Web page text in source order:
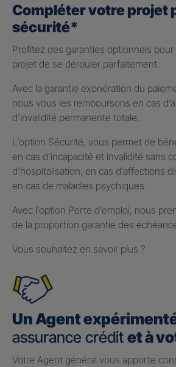
Compléter votre projet
sécurité*
Profitez des garanties optionnels
projet de se dérouler parfaitement.
Avec la garantie exonération du
nous vous les remboursons en cas
d’invalidité permanente totale.
L’option Sécurité, vous permet de
en cas d’incapacité et invalidité sans
d’hospitalisation, en cas d’affections
en cas de maladies psychiques.
Avec l’option Perte d’emploi, nous
de la proportion garantie des
Vous souhaitez en savoir plus ?
Un Agent
assurance crédit et à
Votre Agent général vous apporte